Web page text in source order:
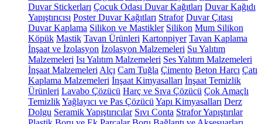
Duvar Stickerları Çocuk Odası Duvar Kağıtları Duvar Kağıdı
Yapıştırıcısı Poster Duvar Kağıtları Strafor Duvar Çıtası
Duvar Kaplama Silikon ve Mastikler Silikon Mum Silikon
Köpük Mastik Tavan Ürünleri Kartonpiyer Tavan Kaplama
İnşaat ve İzolasyon İzolasyon Malzemeleri Su Yalıtım
Malzemeleri Isı Yalıtım Malzemeleri Ses Yalıtım Malzemeleri
İnşaat Malzemeleri Alçı Cam Tuğla Çimento Beton Harcı Çatı
Kaplama Malzemeleri İnşaat Kimyasalları İnşaat Temizlik
Ürünleri Lavabo Çözücü Harç ve Sıva Çözücü Çok Amaçlı
TemizlikYağlayıcı ve Pas Çözücü Yapı Kimyasalları Derz
Dolgu Seramik Yapıştırıcılar Sıvı Conta Strafor Yapıştırılar